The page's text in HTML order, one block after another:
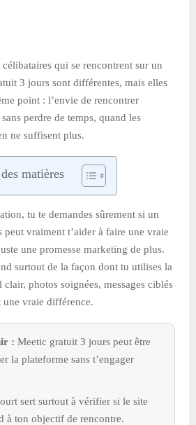
qui se rencontrent sur un
3 jours sont différentes, mais elles
point : l’envie de rencontrer
perdre de temps, quand les
ne suffisent plus.
matières
tu te demandes sûrement si un
peut vraiment t’aider à faire une vraie
une promesse marketing de plus.
surtout de la façon dont tu utilises la
photos soignées, messages ciblés
une vraie différence.
: Meetic gratuit 3 jours peut être
la plateforme sans t’engager
sert surtout à vérifier si le site
à ton objectif de rencontre.